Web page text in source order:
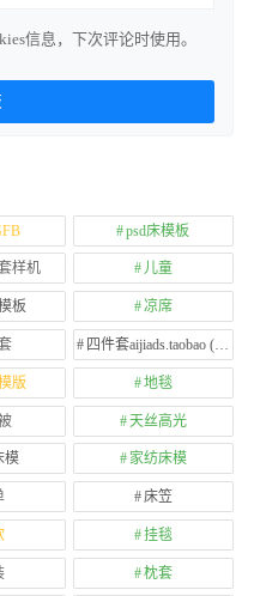
信息，下次评论时使用。
psd床模板
样机 儿童
板 凉席
四件套aijiads.taobao (1639)
版 地毯
天丝高光
模 家纺床模
床笠
挂毯
枕套